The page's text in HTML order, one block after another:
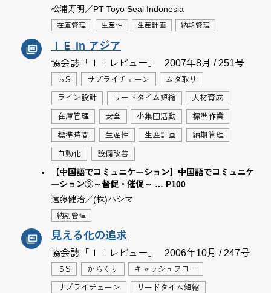
松浦寿明／PT Toyo Seal Indonesia
在庫管理 生産性 生産計画 納期管理
ＩＥ in アジア
協会誌「ＩＥレビュー」 2007年8月 / 251号
５S サプライチェーン ムダ取り
ライン設計 リードタイム短縮 人材育成
在庫管理 安全 小集団活動 標準作業
標準時間 生産性 生産計画 納期管理
自動化 設備改善
【中国語でコミュニケーション】中国語でコミュニケ
ーション⑨～督促・催促～ … P100
遠藤健治／(株)ハシマ
納期管理
見える化の追求
協会誌「ＩＥレビュー」 2006年10月 / 247号
５S からくり キャッシュフロー
サプライチェーン リードタイム短縮